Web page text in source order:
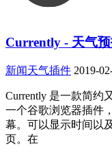
Currently - 天气
新闻天气插件 2019-
Currently 是一款简约
一个谷歌浏览器插件
幕。可以显示时间以
页。在